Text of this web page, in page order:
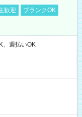
歓迎
ブランクOK
、週払いOK